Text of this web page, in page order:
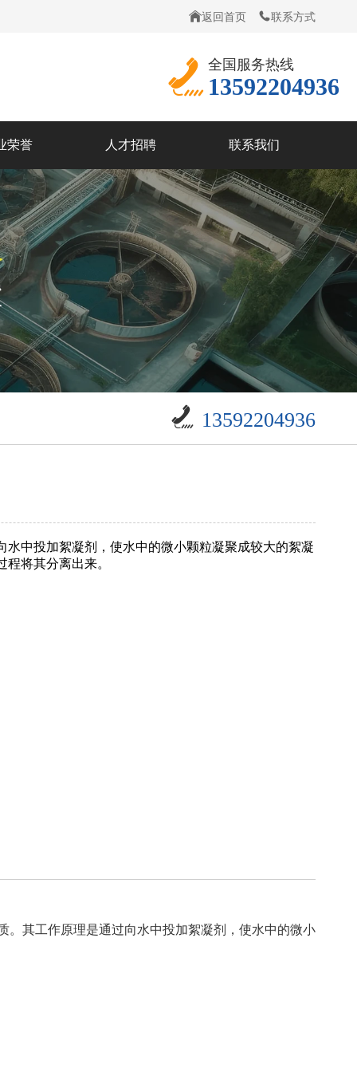
返回首页 联系方式
全国服务热线
13592204936
荣誉 人才招聘 联系我们
13592204936
水中投加絮凝剂，使水中的微小颗粒凝聚成较大的絮凝
程将其分离出来。
其工作原理是通过向水中投加絮凝剂，使水中的微小